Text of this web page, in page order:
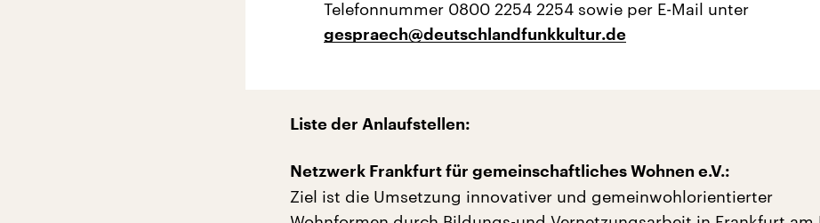
Telefonnummer 0800 2254 2254 sowie per E-Mail unter
gespraech@deutschlandfunkkultur.de
Liste der Anlaufstellen:
Netzwerk Frankfurt für gemeinschaftliches Wohnen e.V.:
Ziel ist die Umsetzung innovativer und gemeinwohlorientierter